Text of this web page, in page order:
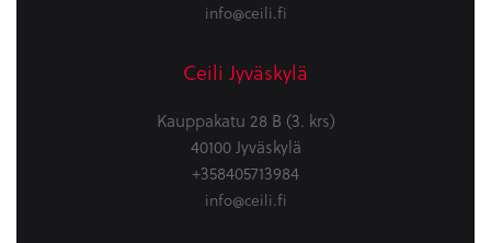
info@ceili.fi
Ceili Jyväskylä
Kauppakatu 28 B (3. krs)
40100 Jyväskylä
+358405713984
info@ceili.fi